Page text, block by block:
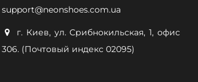
support@neonshoes.com.ua
г. Киев, ул. Срибнокильская, 1, офис
306. (Почтовый индекс 02095)